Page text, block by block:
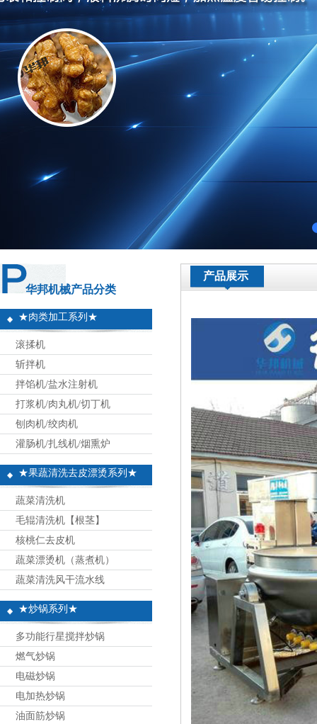
华邦机械产品分类
★肉类加工系列★
滚揉机
斩拌机
拌馅机/盐水注射机
打浆机/肉丸机/切丁机
刨肉机/绞肉机
灌肠机/扎线机/烟熏炉
★果蔬清洗去皮漂烫系列★
蔬菜清洗机
毛辊清洗机【根茎】
核桃仁去皮机
蔬菜漂烫机（蒸煮机）
蔬菜清洗风干流水线
★炒锅系列★
多功能行星搅拌炒锅
燃气炒锅
电磁炒锅
电加热炒锅
油面筋炒锅
产品展示